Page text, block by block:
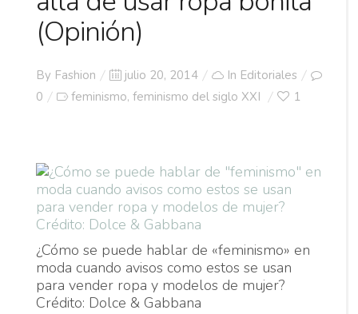
(Opinión)
By Fashion
Posted
on
julio 20, 2014 In Editoriales
0
feminismo, feminismo del siglo XXI 1
¿Cómo se puede hablar de «feminismo» en
moda cuando avisos como estos se usan
para vender ropa y modelos de mujer?
Crédito: Dolce & Gabbana